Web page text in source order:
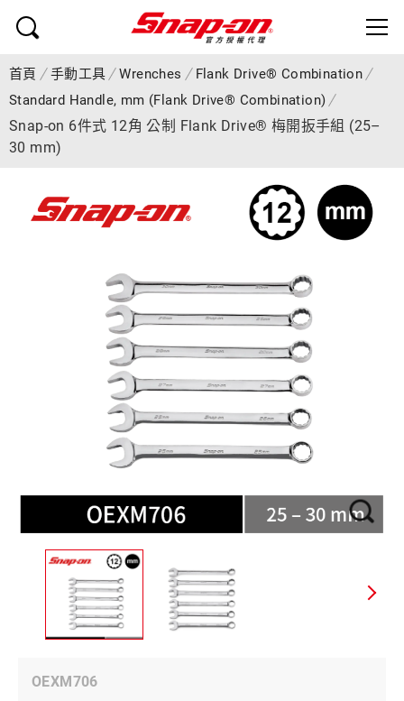
首頁 手動工具 Wrenches
Flank Drive® Combination
Standard Handle, mm (Flank Drive® Combination)
Snap-on 6件式 12角 公制 Flank Drive® 梅開扳手組 (25–
30 mm)
OEXM706